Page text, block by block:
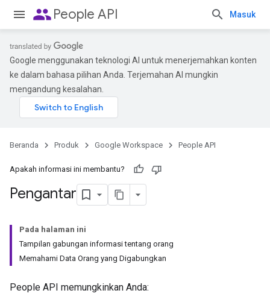
peoplePeople API Masuk
Google menggunakan teknologi AI untuk menerjemahkan konten
ke dalam bahasa pilihan Anda. Terjemahan AI mungkin
mengandung kesalahan.
Beranda Produk Google Workspace People API
Apakah informasi ini membantu?
Pengantar
Pada halaman ini
Tampilan gabungan informasi tentang orang
Memahami Data Orang yang Digabungkan
People API memungkinkan Anda: